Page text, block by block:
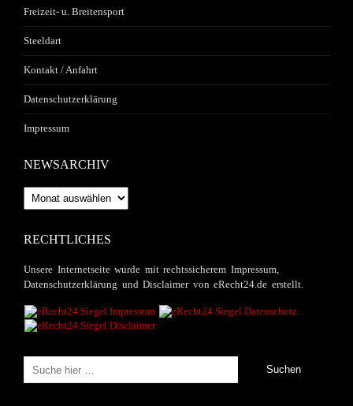
Freizeit- u. Breitensport
Steeldart
Kontakt / Anfahrt
Datenschutzerklärung
Impressum
NEWSARCHIV
Newsarchiv
RECHTLICHES
Unsere Internetseite wurde mit rechtssicherem Impressum,
Datenschutzerklärung und Disclaimer von eRecht24.de erstellt.